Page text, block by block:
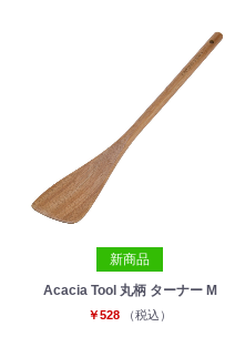
新商品
Acacia Tool 丸柄 ターナー M
￥528 （税込）